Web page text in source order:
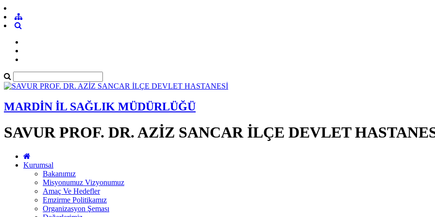
MARDİN İL SAĞLIK MÜDÜRLÜĞÜ
SAVUR PROF. DR. AZİZ SANCAR İLÇE DEVLET
Kurumsal
Bakanımız
Misyonumuz Vizyonumuz
Amaç Ve Hedefler
Emzirme Politikamız
Organizasyon Şeması